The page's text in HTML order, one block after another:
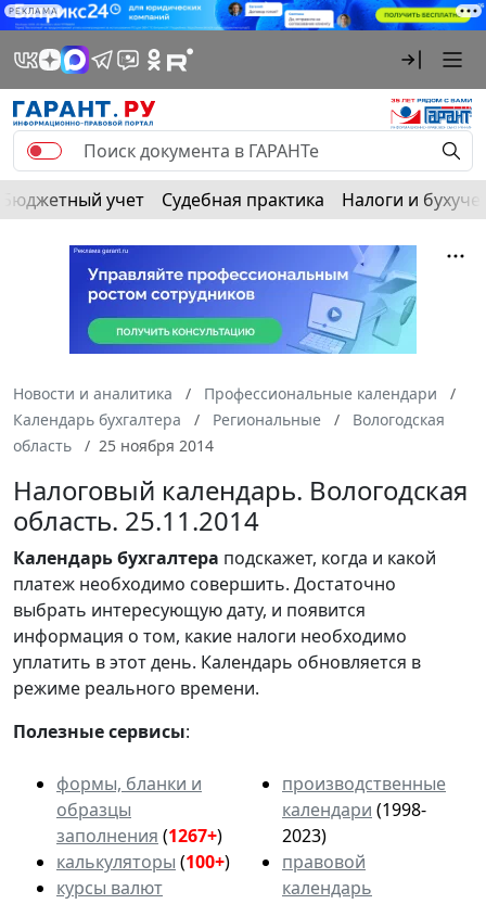
РЕКЛАМА
Бюджетный учет Судебная практика Налоги и
Новости и аналитика
Профессиональные календари
Календарь бухгалтера
Региональные
Вологодская
область
25 ноября 2014
Налоговый календарь. Вологодская
область. 25.11.2014
Календарьбухгалтера подскажет, когда и какой
платеж необходимо совершить. Достаточно
выбрать интересующую дату, и появится
информация о том, какие налоги необходимо
уплатить в этот день. Календарь обновляется в
режиме реального времени.
Полезные сервисы:
формы, бланки и
образцы
заполнения (1267+)
калькуляторы (100+)
курсы валют
производственные
календари (1998-
2023)
правовой
календарь